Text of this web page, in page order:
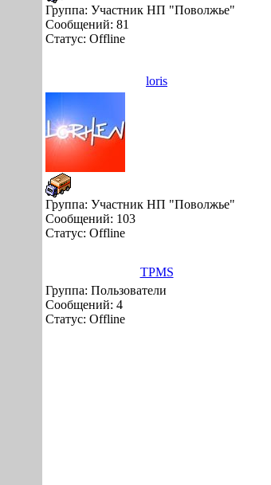
Группа: Участник НП "Поволжье"
Сообщений: 81
Статус: Offline
loris
Группа: Участник НП "Поволжье"
Сообщений: 103
Статус: Offline
TPMS
Группа: Пользователи
Сообщений: 4
Статус: Offline